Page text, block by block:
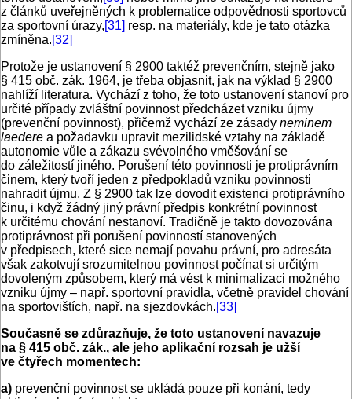
z článků uveřejněných k problematice odpovědnosti sportovců
za sportovní úrazy,[31] resp. na materiály, kde je tato otázka
zmíněna.[32]
Protože je ustanovení § 2900 taktéž prevenčním, stejně jako
§ 415 obč. zák. 1964, je třeba objasnit, jak na výklad § 2900
nahlíží literatura. Vychází z toho, že toto ustanovení stanoví pro
určité případy zvláštní povinnost předcházet vzniku újmy
(prevenční povinnost), přičemž vychází ze zásady neminem
laedere a požadavku upravit mezilidské vztahy na základě
autonomie vůle a zákazu svévolného vměšování se
do záležitostí jiného. Porušení této povinnosti je protiprávním
činem, který tvoří jeden z předpokladů vzniku povinnosti
nahradit újmu. Z § 2900 tak lze dovodit existenci protiprávního
činu, i když žádný jiný právní předpis konkrétní povinnost
k určitému chování nestanoví. Tradičně je takto dovozována
protiprávnost při porušení povinností stanovených
v předpisech, které sice nemají povahu právní, pro adresáta
však zakotvují srozumitelnou povinnost počínat si určitým
dovoleným způsobem, který má vést k minimalizaci možného
vzniku újmy – např. sportovní pravidla, včetně pravidel chování
na sportovištích, např. na sjezdovkách.[33]
Současně se zdůrazňuje, že toto ustanovení navazuje
na § 415 obč. zák., ale jeho aplikační rozsah je užší
ve čtyřech momentech:
a) prevenční povinnost se ukládá pouze při konání, tedy